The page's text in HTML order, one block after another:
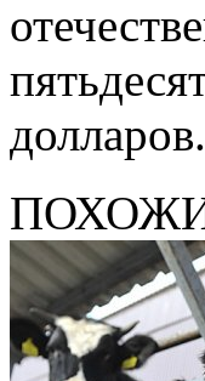
долларов.